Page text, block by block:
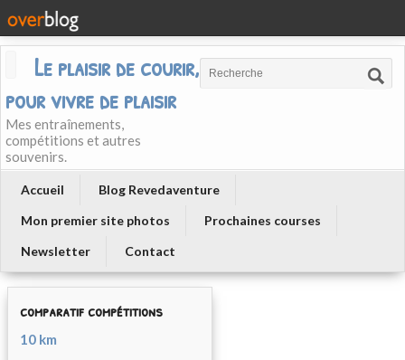
Le plaisir de courir, courir
pour vivre de plaisir
Mes entraînements,
compétitions et autres
souvenirs.
Accueil
Blog Revedaventure
Mon premier site photos
Prochaines courses
Newsletter
Contact
comparatif compétitions
10 km